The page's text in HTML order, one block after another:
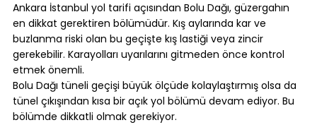
Ankara İstanbul yol tarifi açısından Bolu Dağı, güzergahın
en dikkat gerektiren bölümüdür. Kış aylarında kar ve
buzlanma riski olan bu geçişte kış lastiği veya zincir
gerekebilir. Karayolları uyarılarını gitmeden önce kontrol
etmek önemli.
Bolu Dağı tüneli geçişi büyük ölçüde kolaylaştırmış olsa da
tünel çıkışından kısa bir açık yol bölümü devam ediyor. Bu
bölümde dikkatli olmak gerekiyor.